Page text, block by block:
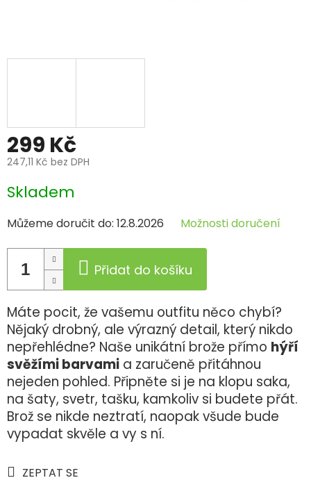
299 Kč
247,11 Kč bez DPH
Měrná
cena:
Skladem
Můžeme doručit do: 12.8.2026 Možnosti doručení
Přidat do košíku
Máte pocit, že vašemu outfitu něco chybí?
Nějaký drobný, ale výrazný detail, který nikdo
nepřehlédne? Naše unikátní brože přímo hýří
svěžími barvami a zaručeně přitáhnou
nejeden pohled. Připněte si je na klopu saka,
na šaty, svetr, tašku, kamkoliv si budete přát.
Brož se nikde neztratí, naopak všude bude
vypadat skvěle a vy s ní.
ZEPTAT SE